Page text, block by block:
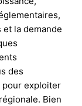
et la demande
des
pour exploiter
Bien